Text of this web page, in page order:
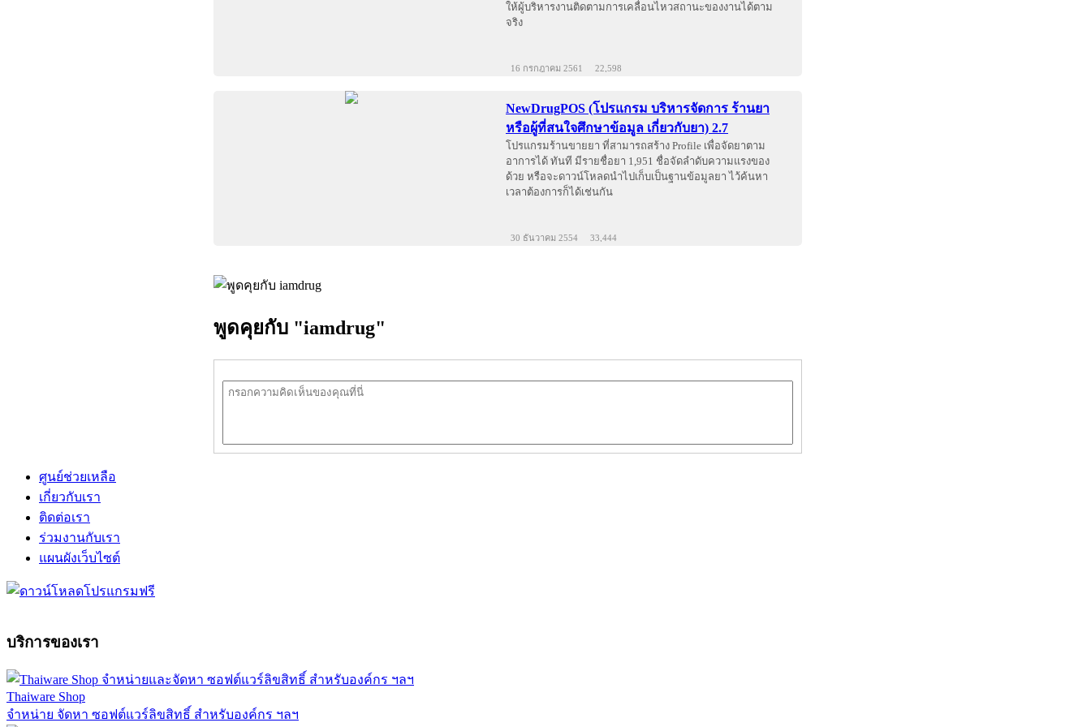
ให้ผู้บริหารงานติดตามการเคลื่อนไหวสถานะของงานได้ตาม
จริง
16 กรกฎาคม 2561 22,598
NewDrugPOS (โปรแกรม บริหารจัดการ ร้านยา
หรือผู้ที่สนใจศึกษาข้อมูล เกี่ยวกับยา) 2.7
โปรแกรมร้านขายยา ที่สามารถสร้าง Profile เพื่อจัดยาตาม
อาการได้ ทันที มีรายชื่อยา 1,951 ชื่อจัดลำดับความแรงของ
ด้วย หรือจะดาวน์โหลดนำไปเก็บเป็นฐานข้อมูลยา ไว้ค้นหา
เวลาต้องการก็ได้เช่นกัน
30 ธันวาคม 2554 33,444
พูดคุยกับ "iamdrug"
ศูนย์ช่วยเหลือ
เกี่ยวกับเรา
ติดต่อเรา
ร่วมงานกับเรา
แผนผังเว็บไซต์
บริการของเรา
Thaiware Shop
จำหน่าย จัดหา ซอฟต์แวร์ลิขสิทธิ์ สำหรับองค์กร ฯลฯ